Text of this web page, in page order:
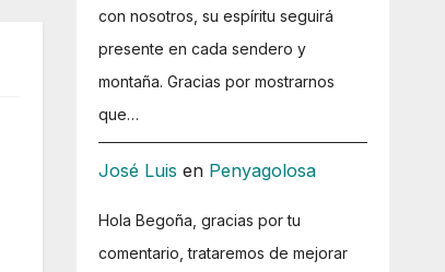
con nosotros, su espíritu seguirá
presente en cada sendero y
montaña. Gracias por mostrarnos
que…
José Luis en Penyagolosa
Hola Begoña, gracias por tu
comentario, trataremos de mejorar